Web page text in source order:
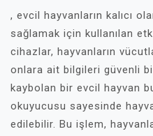
, evcil hayvanların kalıcı
sağlamak için kullanılan
cihazlar, hayvanların
onlara ait bilgileri güvenli
kaybolan bir evcil hayvan
okuyucusu sayesinde
edilebilir. Bu işlem,